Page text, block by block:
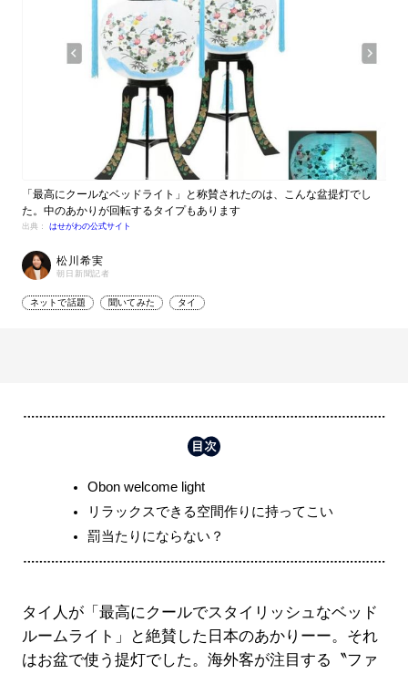
「最高にクールなベッドライト」と称賛されたのは、こんな盆提灯でし
た。中のあかりが回転するタイプもあります
出典： はせがわの公式サイト
松川希実
朝日新聞記者
ネットで話題 聞いてみた タイ
Obon welcome light
リラックスできる空間作りに持ってこい
罰当たりにならない？
タイ人が「最高にクールでスタイリッシュなベッド
ルームライト」と絶賛した日本のあかりーー。それ
はお盆で使う提灯でした。海外客が注目する〝ファ